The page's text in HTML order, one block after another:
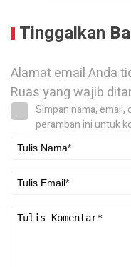
Tinggalkan
Alamat email Anda
Ruas yang wajib
Simpan nama, email,
peramban ini untuk